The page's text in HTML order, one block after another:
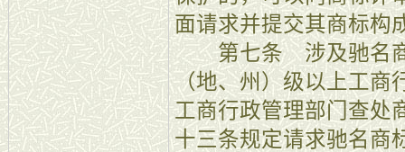
面请求并提交其商标构
第七条 涉及驰名商
（地、州）级以上工商
工商行政管理部门查处
十三条规定请求驰名商